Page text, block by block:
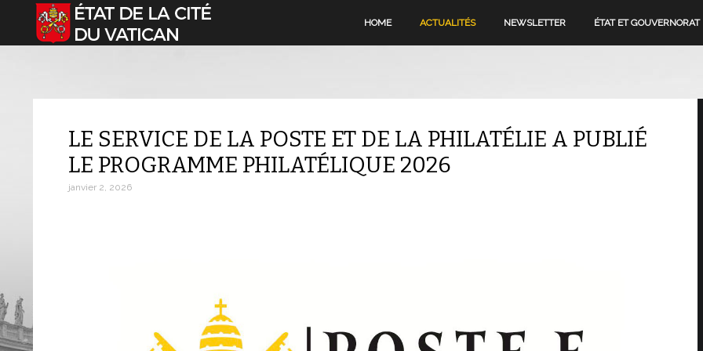
Sélectionnez votre langue HOME ACTUALITÉS NEWSLETTER ÉTAT ET GOUVERNORAT
LE SERVICE DE LA POSTE ET DE LA PHILATÉLIE A PUBLIÉ
LE PROGRAMME PHILATÉLIQUE 2026
janvier 2, 2026